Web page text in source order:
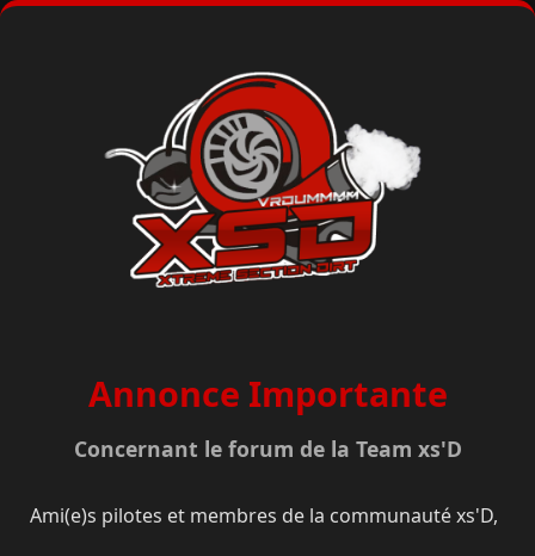
Annonce Importante
Concernant le forum de la Team xs'D
Ami(e)s pilotes et membres de la communauté xs'D,